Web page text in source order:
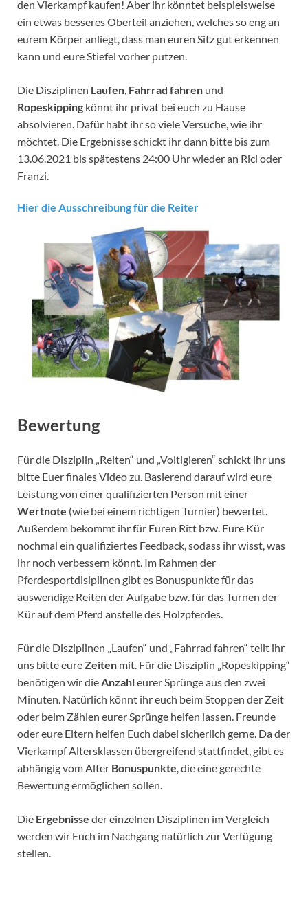
den Vierkampf kaufen! Aber ihr könntet beispielsweise
ein etwas besseres Oberteil anziehen, welches so eng an
eurem Körper anliegt, dass man euren Sitz gut erkennen
kann und eure Stiefel vorher putzen.
Die Disziplinen Laufen, Fahrrad fahren und
Ropeskipping könnt ihr privat bei euch zu Hause
absolvieren. Dafür habt ihr so viele Versuche, wie ihr
möchtet. Die Ergebnisse schickt ihr dann bitte bis zum
13.06.2021 bis spätestens 24:00 Uhr wieder an Rici oder
Franzi.
Hier die Ausschreibung für die Reiter
Bewertung
Für die Disziplin „Reiten“ und „Voltigieren“ schickt ihr uns
bitte Euer finales Video zu. Basierend darauf wird eure
Leistung von einer qualifizierten Person mit einer
Wertnote (wie bei einem richtigen Turnier) bewertet.
Außerdem bekommt ihr für Euren Ritt bzw. Eure Kür
nochmal ein qualifiziertes Feedback, sodass ihr wisst, was
ihr noch verbessern könnt. Im Rahmen der
Pferdesportdisiplinen gibt es Bonuspunkte für das
auswendige Reiten der Aufgabe bzw. für das Turnen der
Kür auf dem Pferd anstelle des Holzpferdes.
Für die Disziplinen „Laufen“ und „Fahrrad fahren“ teilt ihr
uns bitte eureZeiten mit. Für die Disziplin „Ropeskipping“
benötigen wir die Anzahleurer Sprünge aus den zwei
Minuten. Natürlich könnt ihr euch beim Stoppen der Zeit
oder beim Zählen eurer Sprünge helfen lassen. Freunde
oder eure Eltern helfen Euch dabei sicherlich gerne. Da der
Vierkampf Altersklassen übergreifend stattfindet, gibt es
abhängig vom Alter Bonuspunkte , die eine gerechte
Bewertung ermöglichen sollen.
Die Ergebnisse der einzelnen Disziplinen im Vergleich
werden wir Euch im Nachgang natürlich zur Verfügung
stellen.